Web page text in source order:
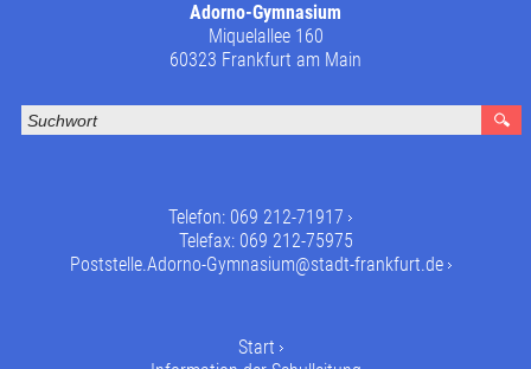
Adorno-Gymnasium
Miquelallee 160
60323 Frankfurt am Main
Telefon: 069 212-71917
Telefax: 069 212-75975
Poststelle.Adorno-Gymnasium@stadt-frankfurt.de
Start